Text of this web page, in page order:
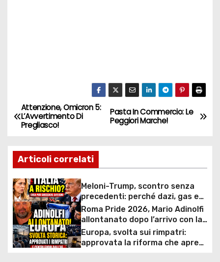
N
a
v
i
g
a
z
Pasta In Commercio: Le
Peggiori Marche!
Attenzione, Omicron 5:
L’Avvertimento Di
Pregliasco!
Articoli correlati
Meloni-Trump, scontro senza
precedenti: perché dazi, gas e
rapporti diplomatici possono
costare caro all’Italia
Roma Pride 2026, Mario Adinolfi
allontanato dopo l’arrivo con la
bandiera di Israele: scontro
politico e polemiche sui diritti
Europa, svolta sui rimpatri:
approvata la riforma che apre